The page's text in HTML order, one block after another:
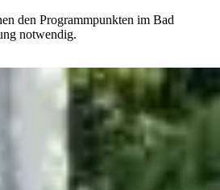
den Programmpunkten im Bad
notwendig.